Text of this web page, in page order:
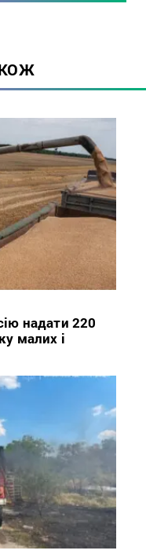
надати 220
малих і